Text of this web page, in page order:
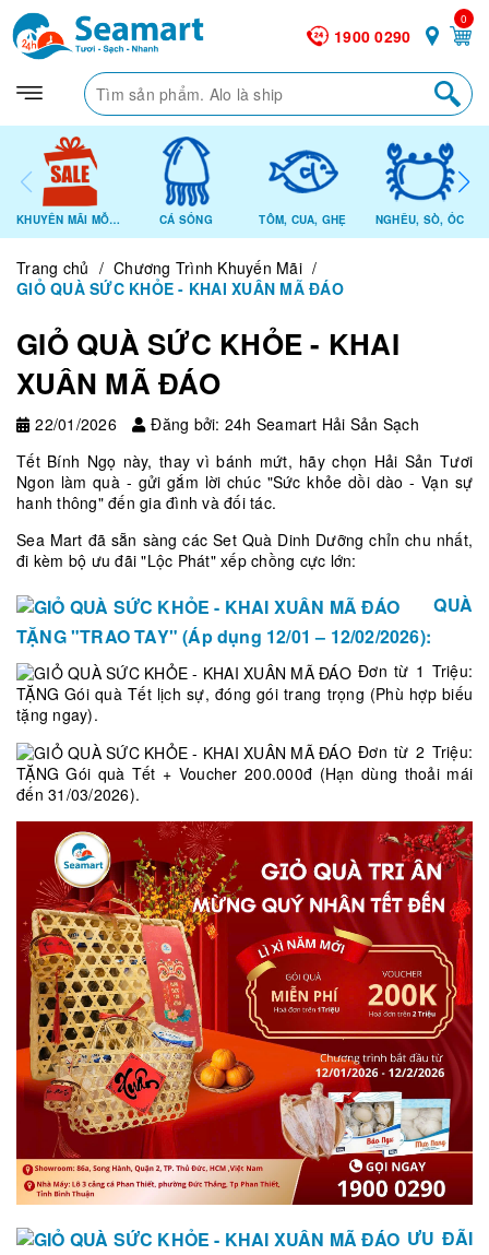
1900 0290
0
KHUYẾN MÃI MỖI NGÀY CÁ SỐNG TÔM, CUA, GHẸ NGHÊU, SÒ, ỐC
Trang chủ / Chương Trình Khuyến Mãi /
GIỎ QUÀ SỨC KHỎE - KHAI XUÂN MÃ ĐÁO
GIỎ QUÀ SỨC KHỎE - KHAI
XUÂN MÃ ĐÁO
22/01/2026
Đăng bởi: 24h Seamart Hải Sản Sạch
Tết Bính Ngọ này, thay vì bánh mứt, hãy chọn Hải Sản Tươi
Ngon làm quà - gửi gắm lời chúc "Sức khỏe dồi dào - Vạn sự
hanh thông" đến gia đình và đối tác.
Sea Mart đã sẵn sàng các Set Quà Dinh Dưỡng chỉn chu nhất,
đi kèm bộ ưu đãi "Lộc Phát" xếp chồng cực lớn:
QUÀ
TẶNG "TRAO TAY" (Áp dụng 12/01 – 12/02/2026):
Đơn từ 1 Triệu:
TẶNG Gói quà Tết lịch sự, đóng gói trang trọng (Phù hợp biếu
tặng ngay).
Đơn từ 2 Triệu:
TẶNG Gói quà Tết + Voucher 200.000đ (Hạn dùng thoải mái
đến 31/03/2026).
ƯU ĐÃI